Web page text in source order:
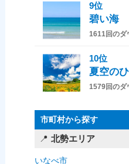
9位
碧い海
1611回のダ
10位
夏空の
1579回のダ
市町村から探す
北勢エリア
いなべ市